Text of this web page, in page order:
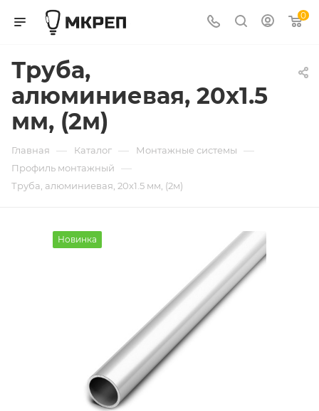
0
Труба,
алюминиевая, 20х1.5
мм, (2м)
Главная — Каталог — Монтажные системы —
Профиль монтажный —
Труба, алюминиевая, 20х1.5 мм, (2м)
Новинка